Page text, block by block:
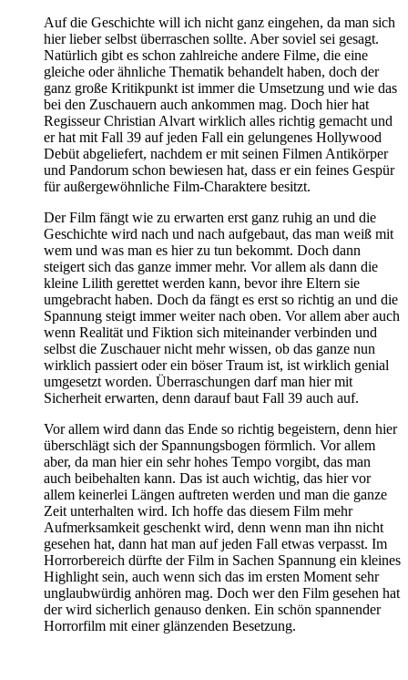
Auf die Geschichte will ich nicht ganz eingehen, da man sich
hier lieber selbst überraschen sollte. Aber soviel sei gesagt.
Natürlich gibt es schon zahlreiche andere Filme, die eine
gleiche oder ähnliche Thematik behandelt haben, doch der
ganz große Kritikpunkt ist immer die Umsetzung und wie das
bei den Zuschauern auch ankommen mag. Doch hier hat
Regisseur Christian Alvart wirklich alles richtig gemacht und
er hat mit Fall 39 auf jeden Fall ein gelungenes Hollywood
Debüt abgeliefert, nachdem er mit seinen Filmen Antikörper
und Pandorum schon bewiesen hat, dass er ein feines Gespür
für außergewöhnliche Film-Charaktere besitzt.
Der Film fängt wie zu erwarten erst ganz ruhig an und die
Geschichte wird nach und nach aufgebaut, das man weiß mit
wem und was man es hier zu tun bekommt. Doch dann
steigert sich das ganze immer mehr. Vor allem als dann die
kleine Lilith gerettet werden kann, bevor ihre Eltern sie
umgebracht haben. Doch da fängt es erst so richtig an und die
Spannung steigt immer weiter nach oben. Vor allem aber auch
wenn Realität und Fiktion sich miteinander verbinden und
selbst die Zuschauer nicht mehr wissen, ob das ganze nun
wirklich passiert oder ein böser Traum ist, ist wirklich genial
umgesetzt worden. Überraschungen darf man hier mit
Sicherheit erwarten, denn darauf baut Fall 39 auch auf.
Vor allem wird dann das Ende so richtig begeistern, denn hier
überschlägt sich der Spannungsbogen förmlich. Vor allem
aber, da man hier ein sehr hohes Tempo vorgibt, das man
auch beibehalten kann. Das ist auch wichtig, das hier vor
allem keinerlei Längen auftreten werden und man die ganze
Zeit unterhalten wird. Ich hoffe das diesem Film mehr
Aufmerksamkeit geschenkt wird, denn wenn man ihn nicht
gesehen hat, dann hat man auf jeden Fall etwas verpasst. Im
Horrorbereich dürfte der Film in Sachen Spannung ein kleines
Highlight sein, auch wenn sich das im ersten Moment sehr
unglaubwürdig anhören mag. Doch wer den Film gesehen hat
der wird sicherlich genauso denken. Ein schön spannender
Horrorfilm mit einer glänzenden Besetzung.